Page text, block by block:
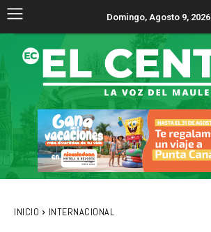
Domingo, Agosto 9, 2026
INICIO INTERNACIONAL